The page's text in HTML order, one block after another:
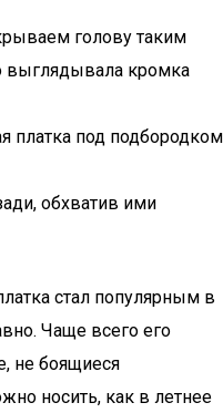
голову таким
выглядывала кромка
платка под подбородком
обхватив ими
стал популярным в
Чаще всего его
не боящиеся
носить, как в летнее